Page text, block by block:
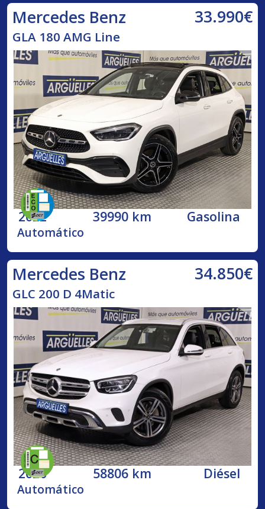
Mercedes Benz 33.990€
GLA 180 AMG Line
2022 39990 km Gasolina
Automático
Mercedes Benz 34.850€
GLC 200 D 4Matic
2020 58806 km Diésel
Automático